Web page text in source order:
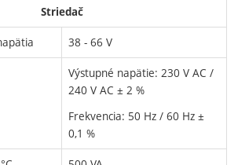
Striedač
38 - 66 V
Výstupné napätie: 230 V AC /
240 V AC ± 2 %
Frekvencia: 50 Hz / 60 Hz ±
0,1 %